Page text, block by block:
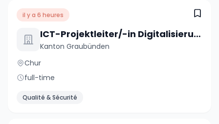
il y a 6 heures
ICT-Projektleiter/-in Digitalisierungsprojekte 60-100 %
Kanton Graubünden
Chur
full-time
Qualité & Sécurité